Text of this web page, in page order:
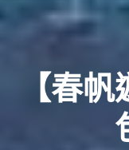
【春